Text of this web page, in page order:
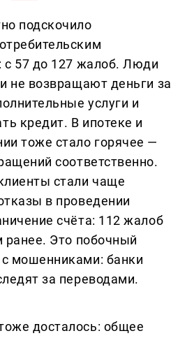
подскочило
с 57 до 127 жалоб. Люди
не возвращают деньги за
услуги и
кредит. В ипотеке и
тоже стало горячее —
соответственно.
стали чаще
в проведении
счёта: 112 жалоб
ранее. Это побочный
мошенниками: банки
за переводами.
досталось: общее